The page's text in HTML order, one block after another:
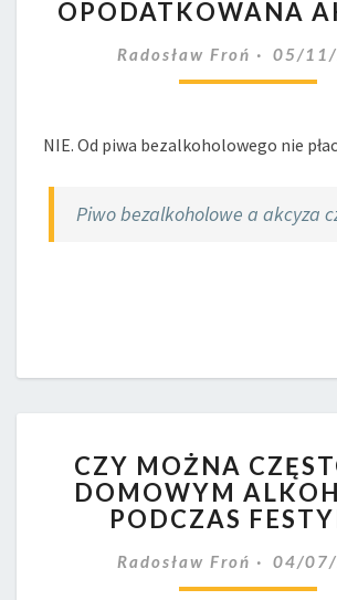
AKCYZĄ?
OPODATKOWANA
Radosław Froń 05/
NIE. Od piwa bezalkoholowego nie
Piwo bezalkoholowe a akcyza
MOŻNA
PODCZAS
FESTYNU?
CZY MOŻNA
DOMOWYM
PODCZAS
Radosław Froń 04/